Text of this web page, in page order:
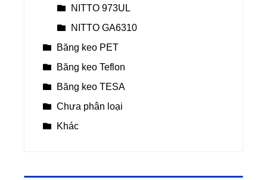
NITTO 973UL
NITTO GA6310
Băng keo PET
Băng keo Teflon
Băng keo TESA
Chưa phân loại
Khác